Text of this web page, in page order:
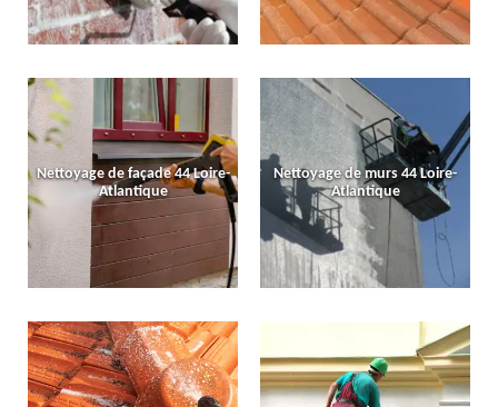
Nettoyage de façade 44 Loire-
Atlantique
Nettoyage de murs 44 Loire-
Atlantique